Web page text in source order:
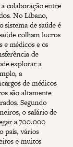
colaboração entre
No Líbano,
sistema de saúde é
colham lucros
e médicos e os
de
explorar a
a
de médicos
são altamente
Segundo
o salário de
a 700.000
país, vários
e muitos